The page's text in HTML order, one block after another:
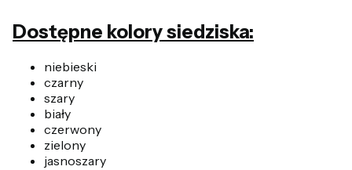
Dostępne kolory siedziska:
niebieski
czarny
szary
biały
czerwony
zielony
jasnoszary